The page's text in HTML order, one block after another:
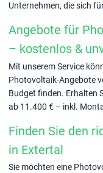
Unternehmen, die sich
Angebote für
– kostenlos &
Mit unserem Service
Photovoltaik-Angebote
Budget finden. Erhalten
ab 11.400 € – inkl.
Finden Sie den
in Extertal
Sie möchten eine